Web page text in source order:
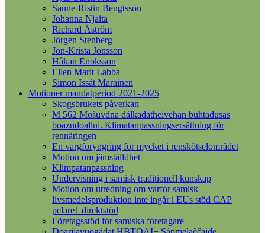
Sanne-Ristin Bengtsson
Johanna Njaita
Richard Åström
Jörgen Stenberg
Jon-Krista Jonsson
Håkan Enoksson
Ellen Marit Labba
Simon Issát Marainen
Motioner mandatperiod 2021-2025
Skogsbrukets påverkan
M 562 Mošuvdna dálkadatheivehan buhtadusas
boazudoallui. Klimatanpassningsersättning för
rennäringen
En vargföryngring för mycket i renskötselområdet
Motion om jämställdhet
Klimpatanpassning
Undervisning i samisk traditionell kunskap
Motion om utredning om varför samisk
livsmedelsproduktion inte ingår i EUs stöd CAP
pelare1 direktstöd
Företagsstöd för samiska företagare